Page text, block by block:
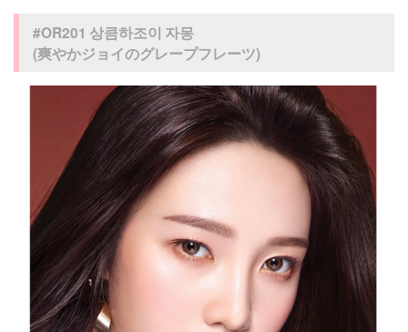
#OR201 상큼하조이 자몽
(爽やかジョイのグレープフレーツ)